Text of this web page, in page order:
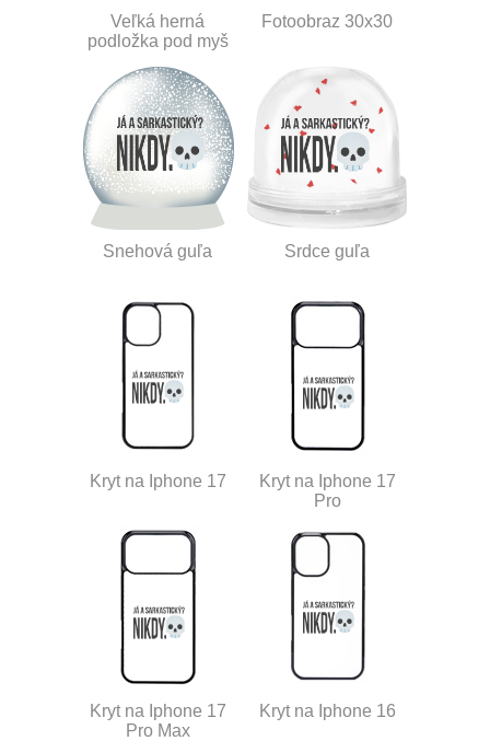
Veľká herná
podložka pod myš
Fotoobraz 30x30
Snehová guľa Srdce guľa
Kryt na Iphone 17
Kryt na Iphone 17
Pro
Kryt na Iphone 17
Pro Max
Kryt na Iphone 16